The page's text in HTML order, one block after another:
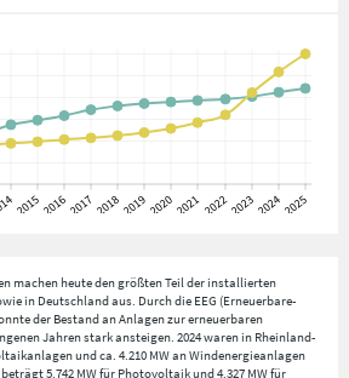
machen heute den größten Teil der installierten
in Deutschland aus. Durch die EEG (Erneuerbare-
der Bestand an Anlagen zur erneuerbaren
Jahren stark ansteigen. 2024 waren in Rheinland-
und ca. 4.210 MW an Windenergieanlagen
5.742 MW für Photovoltaik und 4.327 MW für